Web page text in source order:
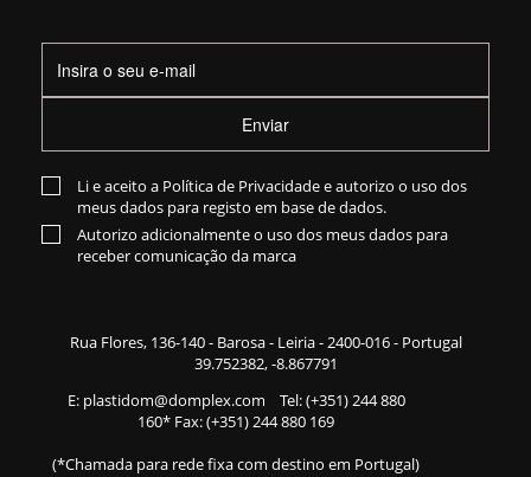
Enviar
Li e aceito a Política de Privacidadee autorizo o uso dos
meus dados para registo em base de dados.
Autorizo adicionalmente o uso dos meus dados para
receber comunicação da marca
Rua Flores, 136-140- Barosa - Leiria - 2400-016 - Portugal
39.752382, -8.867791
E: plastidom@domplex.com Tel:(+351) 244 880
160* Fax: (+351) 244 880 169
(*Chamada para rede fixa com destino em Portugal)